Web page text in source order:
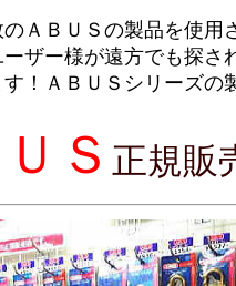
ＡＢＵＳの製品を使用
ザー様が遠方でも探さ
！ＡＢＵＳシリーズの
Ｓ 正規販